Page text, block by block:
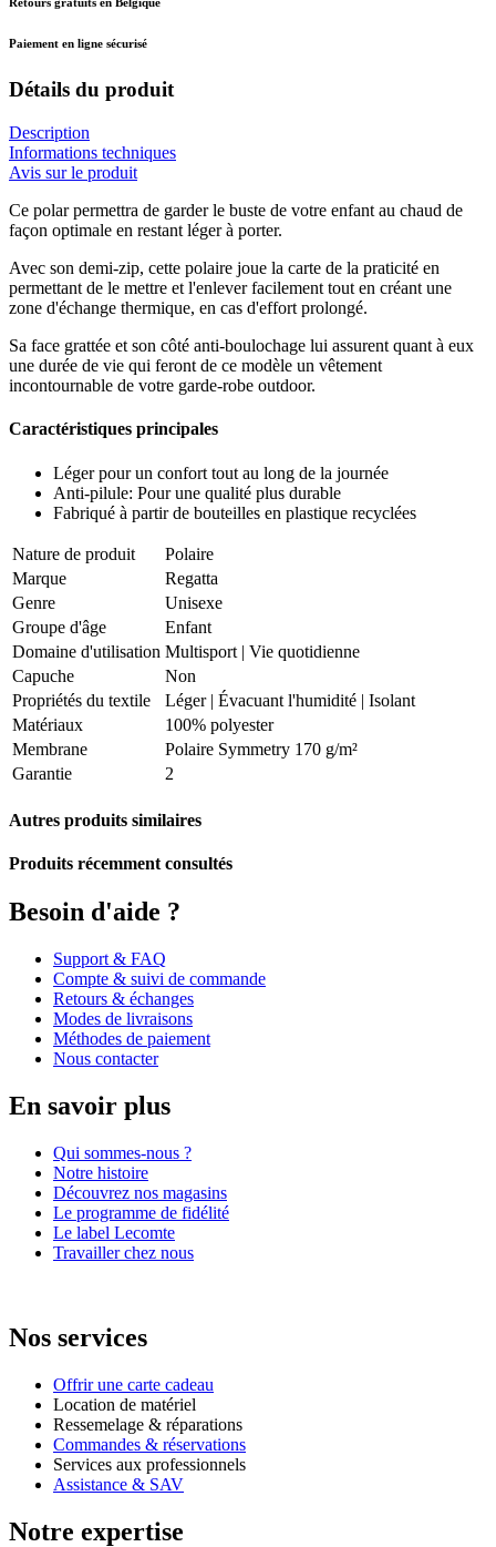
Retours gratuits en Belgique
Paiement en ligne sécurisé
Détails du produit
Description
Informations techniques
Avis sur le produit
Ce polar permettra de garder le buste de votre enfant au chaud de
façon optimale en restant léger à porter.
Avec son demi-zip, cette polaire joue la carte de la praticité en
permettant de le mettre et l'enlever facilement tout en créant une
zone d'échange thermique, en cas d'effort prolongé.
Sa face grattée et son côté anti-boulochage lui assurent quant à eux
une durée de vie qui feront de ce modèle un vêtement
incontournable de votre garde-robe outdoor.
Caractéristiques principales
Léger pour un confort tout au long de la journée
Anti-pilule: Pour une qualité plus durable
Fabriqué à partir de bouteilles en plastique recyclées
Nature de produit
Polaire
Marque
Regatta
Genre
Unisexe
Groupe d'âge
Enfant
Domaine d'utilisation Multisport | Vie quotidienne
Capuche
Non
Propriétés du textile
Léger| Évacuant l'humidité | Isolant
Matériaux
100% polyester
Membrane
Polaire Symmetry 170 g/m²
Garantie
2
Autres produits similaires
Produits récemment consultés
Besoin d'aide ?
Support & FAQ
Compte & suivi de commande
Retours & échanges
Modes de livraisons
Méthodes de paiement
Nous contacter
En savoir plus
Qui sommes-nous ?
Notre histoire
Découvrez nos magasins
Le programme de fidélité
Le label Lecomte
Travailler chez nous
Nos services
Offrir une carte cadeau
Location de matériel
Ressemelage & réparations
Commandes & réservations
Services aux professionnels
Assistance & SAV
Notre expertise